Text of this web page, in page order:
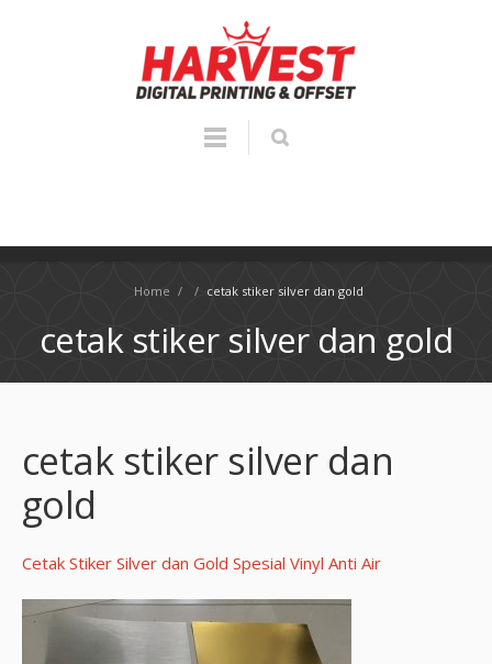
Home / / cetak stiker silver dan gold
cetak stiker silver dan gold
cetak stiker silver dan
gold
Cetak Stiker Silver dan Gold Spesial Vinyl Anti Air